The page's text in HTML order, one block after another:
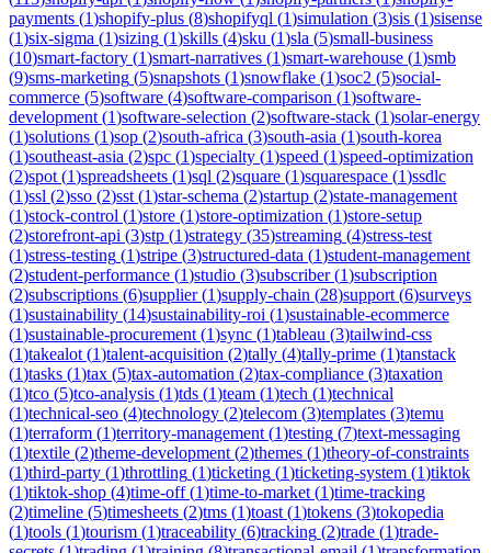
payments (1)shopify-plus (8)shopifyql (1)simulation (3)sis (1)sisense
(1)six-sigma (1)sizing (1)skills (4)sku (1)sla (5)small-business
(10)smart-factory (1)smart-narratives (1)smart-warehouse (1)smb
(9)sms-marketing (5)snapshots (1)snowflake (1)soc2 (5)social-
commerce (5)software (4)software-comparison (1)software-
development (1)software-selection (2)software-stack (1)solar-energy
(1)solutions (1)sop (2)south-africa (3)south-asia (1)south-korea
(1)southeast-asia (2)spc (1)specialty (1)speed (1)speed-optimization
(2)spot (1)spreadsheets (1)sql (2)square (1)squarespace (1)ssdlc
(1)ssl (2)sso (2)sst (1)star-schema (2)startup (2)state-management
(1)stock-control (1)store (1)store-optimization (1)store-setup
(2)storefront-api (3)stp (1)strategy (35)streaming (4)stress-test
(1)stress-testing (1)stripe (3)structured-data (1)student-management
(2)student-performance (1)studio (3)subscriber(1)subscription
(2)subscriptions (6)supplier(1)supply-chain (28)support (6)surveys
(1)sustainability (14)sustainability-roi (1)sustainable-ecommerce
(1)sustainable-procurement (1)sync (1)tableau (3)tailwind-css
(1)takealot (1)talent-acquisition (2)tally (4)tally-prime (1)tanstack
(1)tasks (1)tax (5)tax-automation (2)tax-compliance (3)taxation
(1)tco (5)tco-analysis (1)tds (1)team (1)tech (1)technical
(1)technical-seo (4)technology (2)telecom (3)templates (3)temu
(1)terraform (1)territory-management (1)testing (7)text-messaging
(1)textile (2)theme-development (2)themes (1)theory-of-constraints
(1)third-party (1)throttling (1)ticketing (1)ticketing-system (1)tiktok
(1)tiktok-shop (4)time-off(1)time-to-market (1)time-tracking
(2)timeline (5)timesheets (2)tms (1)toast (1)tokens (3)tokopedia
(1)tools (1)tourism (1)traceability (6)tracking (2)trade (1)trade-